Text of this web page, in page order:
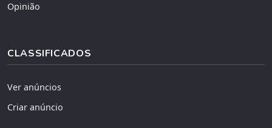
Opinião
CLASSIFICADOS
Ver anúncios
Criar anúncio